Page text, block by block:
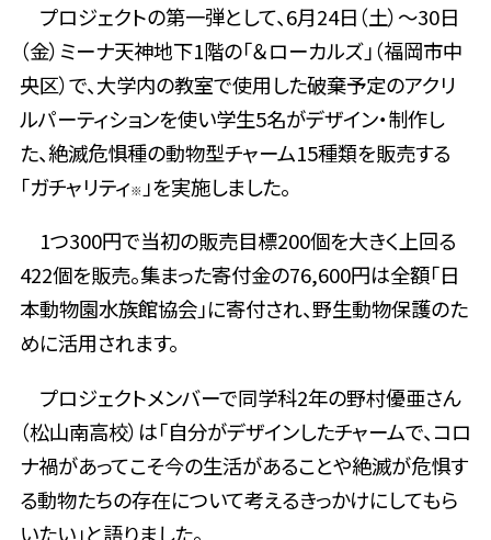
プロジェクトの第一弾として、6月24日（土）～30日
（金）ミーナ天神地下1階の「＆ローカルズ」（福岡市中
央区）で、大学内の教室で使用した破棄予定のアクリ
ルパーティションを使い学生5名がデザイン・制作し
た、絶滅危惧種の動物型チャーム15種類を販売する
「ガチャリティ※ 」を実施しました。
1つ300円で当初の販売目標200個を大きく上回る
422個を販売。集まった寄付金の76,600円は全額「日
本動物園水族館協会」に寄付され、野生動物保護のた
めに活用されます。
プロジェクトメンバーで同学科2年の野村優亜さん
（松山南高校）は「自分がデザインしたチャームで、コロ
ナ禍があってこそ今の生活があることや絶滅が危惧す
る動物たちの存在について考えるきっかけにしてもら
いたい」と語りました。